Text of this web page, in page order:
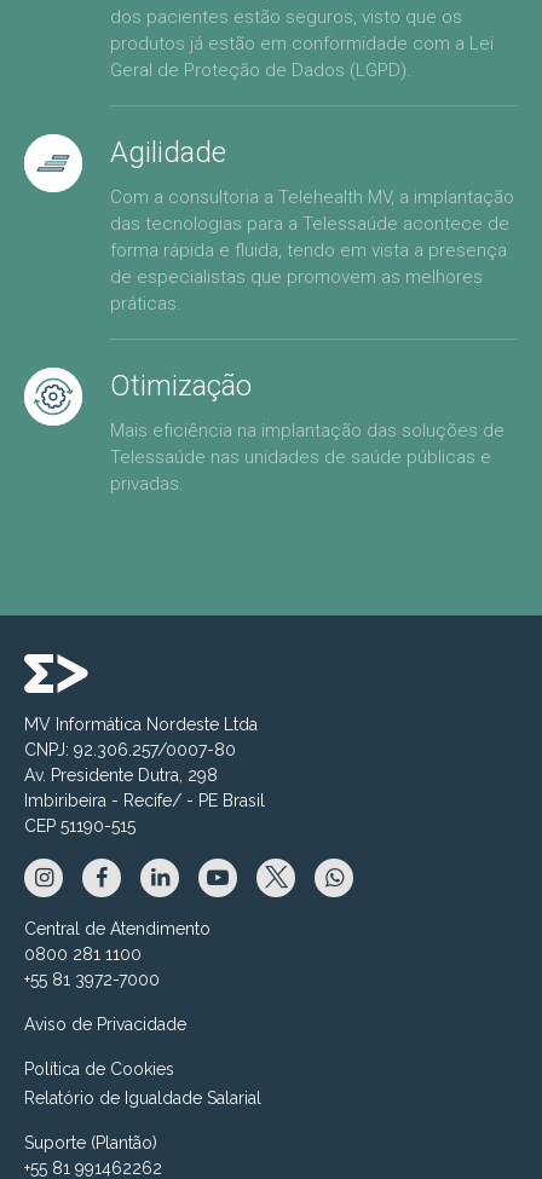
dos pacientes estão seguros, visto que os
produtos já estão em conformidade com a Lei
Geral de Proteção de Dados (LGPD).
Agilidade
Com a consultoria a Telehealth MV, a implantação
das tecnologias para a Telessaúde acontece de
forma rápida e fluida, tendo em vista a presença
de especialistas que promovem as melhores
práticas.
Otimização
Mais eficiência na implantação das soluções de
Telessaúde nas unidades de saúde públicas e
privadas.
MV Informática Nordeste Ltda
CNPJ: 92.306.257/0007-80
Av. Presidente Dutra, 298
Imbiribeira - Recife/ - PE Brasil
CEP 51190-515
Central de Atendimento
0800 281 1100
+55 81 3972-7000
Aviso de Privacidade
Política de Cookies
Relatório de Igualdade Salarial
Suporte (Plantão)
+55 81 991462262